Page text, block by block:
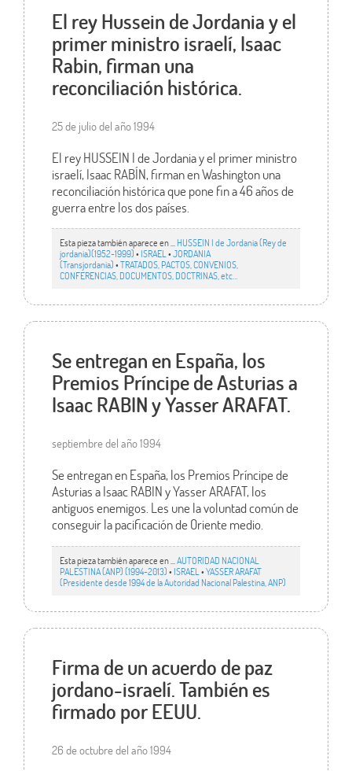
El rey Hussein de Jordania y el
primer ministro israelí, Isaac
Rabin, firman una
reconciliación histórica.
25 de julio del año 1994
El rey HUSSEIN I de Jordania y el primer ministro
israelí, Isaac RABÍN, firman en Washington una
reconciliación histórica que pone fin a 46 años de
guerra entre los dos países.
Esta pieza también aparece en ... HUSSEIN I de Jordania (Rey de
jordania)(1952-1999)• ISRAEL •JORDANIA
(Transjordania)•TRATADOS, PACTOS, CONVENIOS,
CONFERENCIAS, DOCUMENTOS, DOCTRINAS, etc…
Se entregan en España, los
Premios Príncipe de Asturias a
Isaac RABIN y Yasser ARAFAT.
septiembre del año 1994
Se entregan en España, los Premios Príncipe de
Asturias a Isaac RABIN y Yasser ARAFAT, los
antiguos enemigos. Les une la voluntad común de
conseguir la pacificación de Oriente medio.
Esta pieza también aparece en ... AUTORIDAD NACIONAL
PALESTINA (ANP) (1994-2013)• ISRAEL •YASSER ARAFAT
(Presidente desde 1994 de la Autoridad Nacional Palestina, ANP)
Firma de un acuerdo de paz
jordano-israelí. También es
firmado por EEUU.
26 de octubre del año 1994